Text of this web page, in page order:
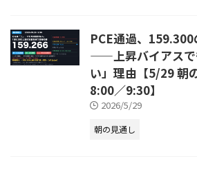
PCE通過、
——上昇バイアスで
い」理由【5/29 朝
8:00／9:30】
2026/5/29
朝の見通し